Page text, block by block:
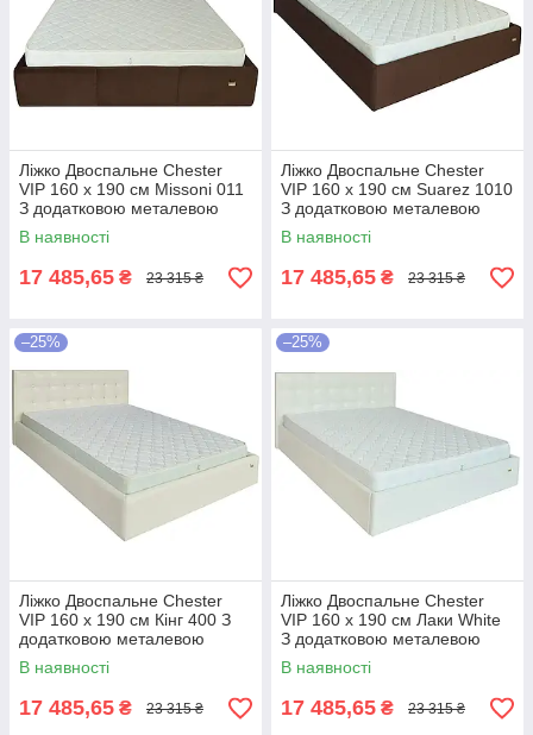
Ліжко Двоспальне Chester
VIP 160 х 190 см Missoni 011
З додатковою металевою
цільнозварною рамою
Темно-коричневий
В наявності
17 485,65 ₴ 23 315 ₴
Ліжко Двоспальне Chester
VIP 160 х 190 см Suarez 1010
З додатковою металевою
цільнозварною рамою
Коричневий
В наявності
17 485,65 ₴ 23 315 ₴
–25%
Ліжко Двоспальне Chester
VIP 160 х 190 см Кінг 400 З
додатковою металевою
цільнозварною рамою C1
Білий
В наявності
17 485,65 ₴ 23 315 ₴
–25%
Ліжко Двоспальне Chester
VIP 160 х 190 см Лаки White
З додатковою металевою
цільнозварною рамою Білий
В наявності
17 485,65 ₴ 23 315 ₴